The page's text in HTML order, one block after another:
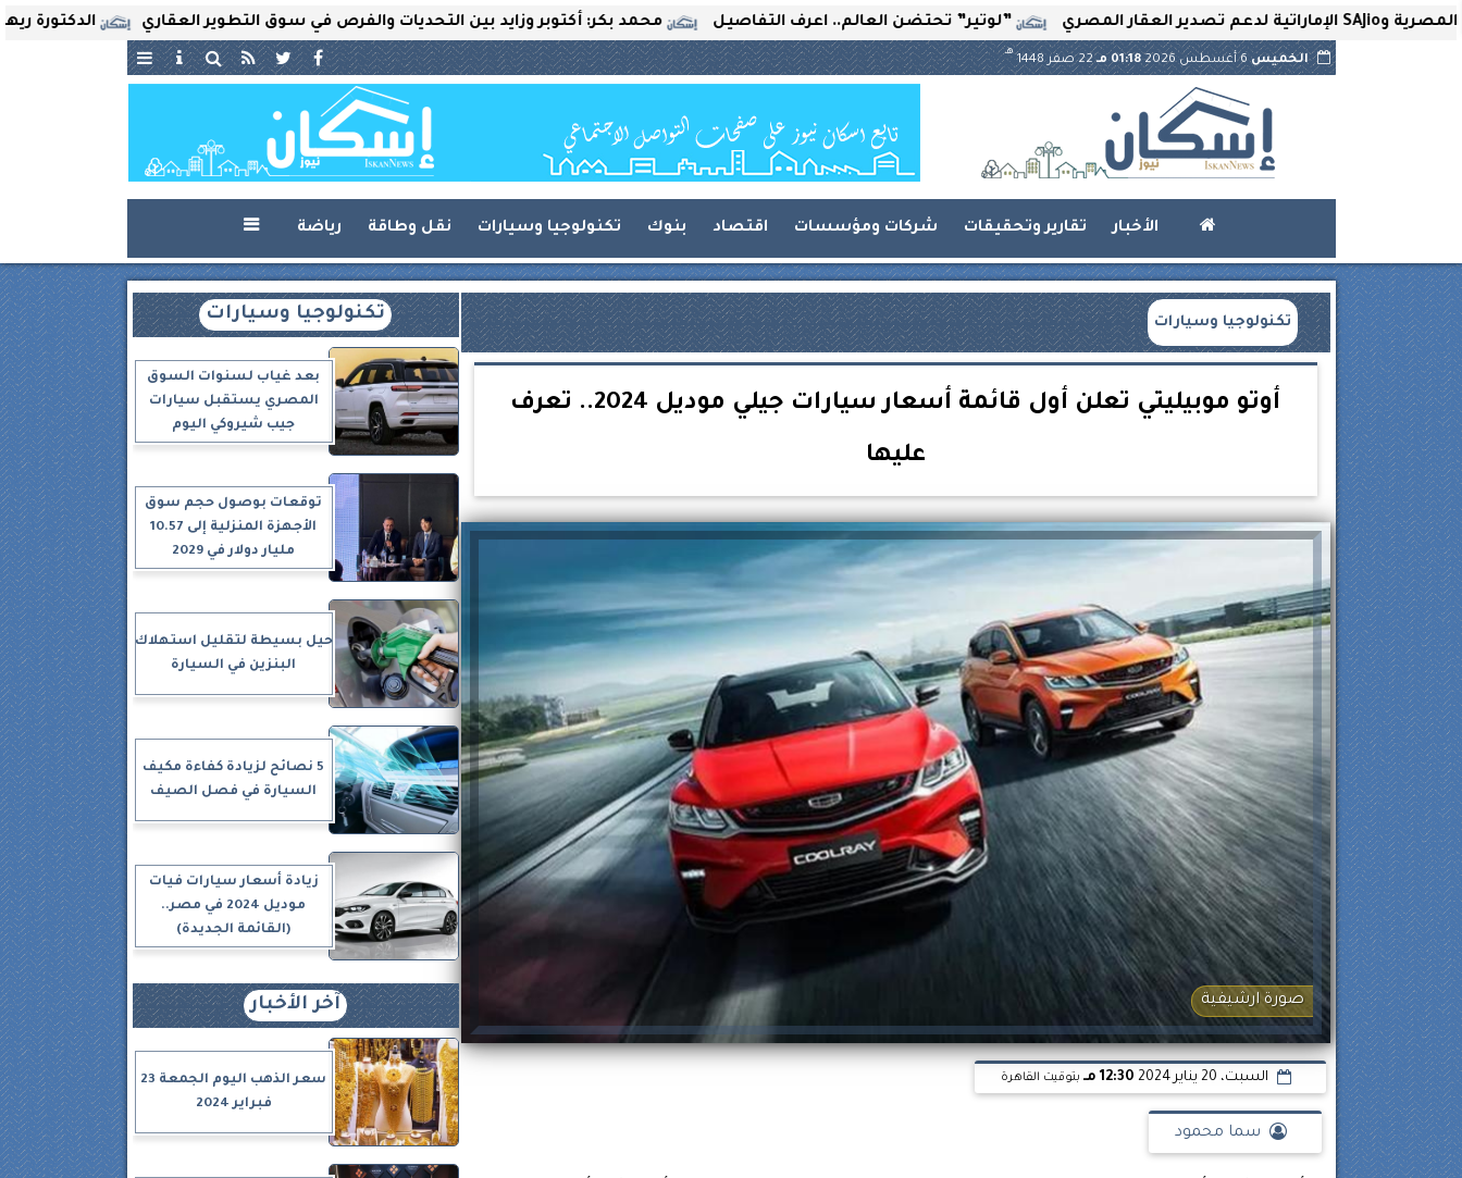
الدكتورة ريهام محمد بكر: أكتوبر وزايد بين التحديات والفرص في سوق التطوير العقاري ”لوتير” تحتضن العالم.. اعرف التفاصيل
الخميس6 أغسطس 2026 01:18 مـ 22 صفر 1448
هـ
الأخبار تقارير وتحقيقات شركات ومؤسسات اقتصاد بنوك تكنولوجيا وسيارات نقل وطاقة رياضة 
تكنولوجيا وسيارات
أوتو موبيليتي تعلن أول قائمة أسعار سيارات جيلي موديل 2024.. تعرف
عليها
صورة ارشيفية
السبت، 20 يناير 2024 12:30 مـ بتوقيت القاهرة
سما محمود
تكنولوجيا وسيارات
بعد غياب لسنوات السوق
المصري يستقبل سيارات
جيب شيروكي اليوم
توقعات بوصول حجم سوق
الأجهزة المنزلية إلى 10.57
مليار دولار في 2029
حيل بسيطة لتقليل استهلاك
البنزين في السيارة
5 نصائح لزيادة كفاءة مكيف
السيارة في فصل الصيف
زيادة أسعار سيارات فيات
موديل 2024 في مصر..
(القائمة الجديدة)
آخر الأخبار
سعر الذهب اليوم الجمعة 23
فبراير 2024